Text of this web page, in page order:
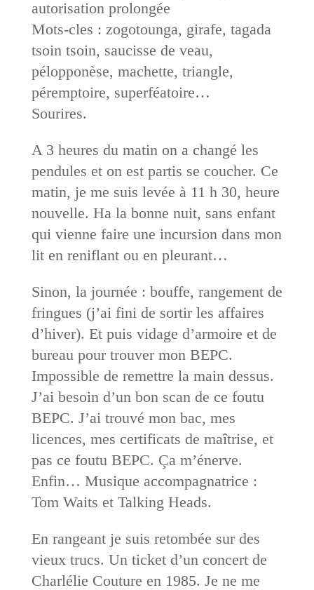
autorisation prolongée
Mots-cles : zogotounga, girafe, tagada
tsoin tsoin, saucisse de veau,
pélopponèse, machette, triangle,
péremptoire, superféatoire…
Sourires.
A 3 heures du matin on a changé les
pendules et on est partis se coucher. Ce
matin, je me suis levée à 11 h 30, heure
nouvelle. Ha la bonne nuit, sans enfant
qui vienne faire une incursion dans mon
lit en reniflant ou en pleurant…
Sinon, la journée : bouffe, rangement de
fringues (j’ai fini de sortir les affaires
d’hiver). Et puis vidage d’armoire et de
bureau pour trouver mon BEPC.
Impossible de remettre la main dessus.
J’ai besoin d’un bon scan de ce foutu
BEPC. J’ai trouvé mon bac, mes
licences, mes certificats de maîtrise, et
pas ce foutu BEPC. Ça m’énerve.
Enfin… Musique accompagnatrice :
Tom Waits et Talking Heads.
En rangeant je suis retombée sur des
vieux trucs. Un ticket d’un concert de
Charlélie Couture en 1985. Je ne me